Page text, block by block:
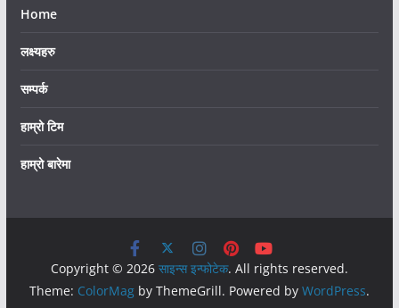
Home
लक्ष्यहरु
सम्पर्क
हाम्रो टिम
हाम्रो बारेमा
Copyright © 2026 साइन्स इन्फोटेक. All rights reserved.
Theme: ColorMagby ThemeGrill. Powered by WordPress.